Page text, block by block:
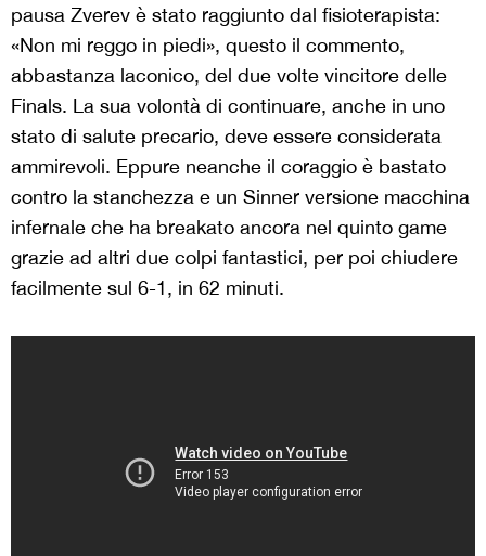
pausa Zverev è stato raggiunto dal fisioterapista:
«Non mi reggo in piedi», questo il commento,
abbastanza laconico, del due volte vincitore delle
Finals. La sua volontà di continuare, anche in uno
stato di salute precario, deve essere considerata
ammirevoli. Eppure neanche il coraggio è bastato
contro la stanchezza e un Sinner versione macchina
infernale che ha breakato ancora nel quinto game
grazie ad altri due colpi fantastici, per poi chiudere
facilmente sul 6-1, in 62 minuti.